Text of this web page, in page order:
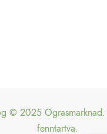
© 2025
fenntartva.
Kush-224G